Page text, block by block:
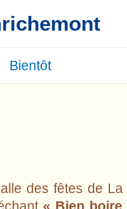
Bientôt
des fêtes de